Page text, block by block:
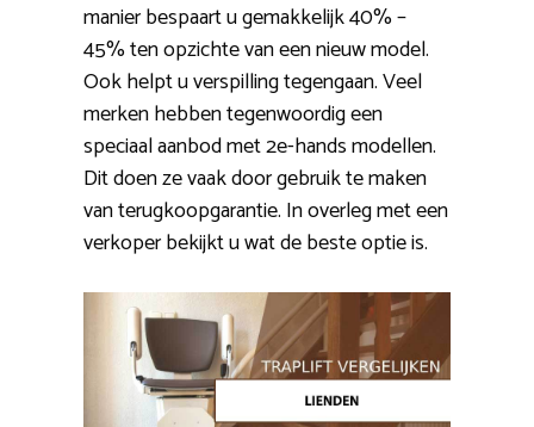
manier bespaart u gemakkelijk 40% –
45% ten opzichte van een nieuw model.
Ook helpt u verspilling tegengaan. Veel
merken hebben tegenwoordig een
speciaal aanbod met 2e-hands modellen.
Dit doen ze vaak door gebruik te maken
van terugkoopgarantie. In overleg met een
verkoper bekijkt u wat de beste optie is.